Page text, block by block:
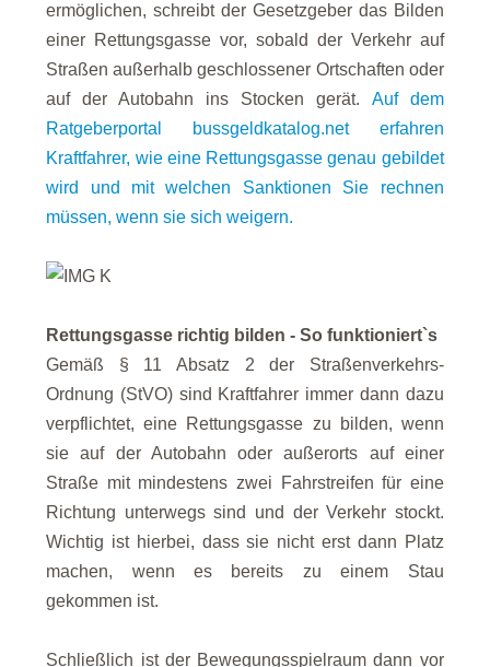
ermöglichen, schreibt der Gesetzgeber das Bilden
einer Rettungsgasse vor, sobald der Verkehr auf
Straßen außerhalb geschlossener Ortschaften oder
auf der Autobahn ins Stocken gerät. Auf dem
Ratgeberportal bussgeldkatalog.net erfahren
Kraftfahrer, wie eine Rettungsgasse genau gebildet
wird und mit welchen Sanktionen Sie rechnen
müssen, wenn sie sich weigern.
Rettungsgasse richtig bilden - So funktioniert`s
Gemäß § 11 Absatz 2 der Straßenverkehrs-
Ordnung (StVO) sind Kraftfahrer immer dann dazu
verpflichtet, eine Rettungsgasse zu bilden, wenn
sie auf der Autobahn oder außerorts auf einer
Straße mit mindestens zwei Fahrstreifen für eine
Richtung unterwegs sind und der Verkehr stockt.
Wichtig ist hierbei, dass sie nicht erst dann Platz
machen, wenn es bereits zu einem Stau
gekommen ist.
Schließlich ist der Bewegungsspielraum dann vor